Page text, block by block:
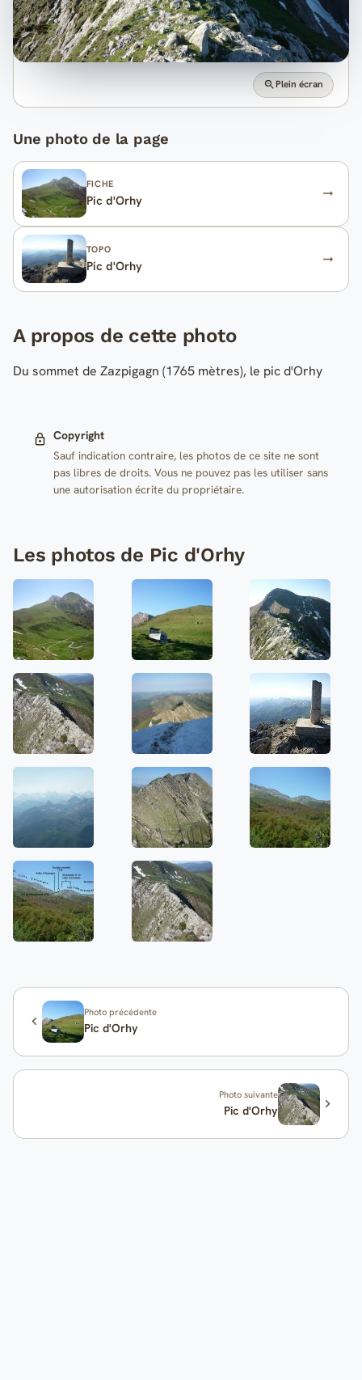
Plein écran
Une photo de la page
FICHE
Pic d'Orhy
TOPO
Pic d'Orhy
A propos de cette photo
Du sommet de Zazpigagn (1765 mètres), le pic d'Orhy
Copyright
Sauf indication contraire, les photos de ce site ne sont
pas libres de droits. Vous ne pouvez pas les utiliser sans
une autorisation écrite du propriétaire.
Les photos de Pic d'Orhy
Photo précédente
Pic d'Orhy
Photo suivante
Pic d'Orhy